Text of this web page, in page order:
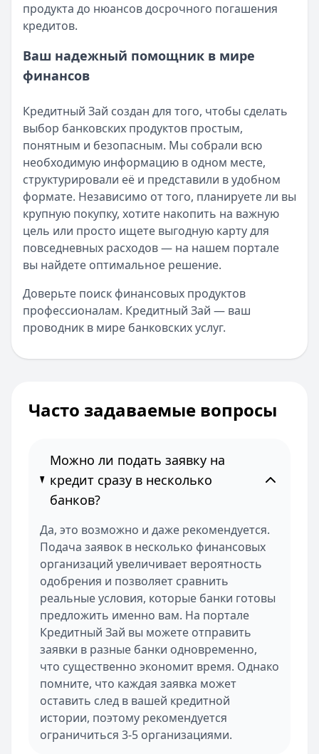
продукта до нюансов досрочного погашения
кредитов.
Ваш надежный помощник в мире
финансов
Кредитный Зай создан для того, чтобы сделать
выбор банковских продуктов простым,
понятным и безопасным. Мы собрали всю
необходимую информацию в одном месте,
структурировали её и представили в удобном
формате. Независимо от того, планируете ли вы
крупную покупку, хотите накопить на важную
цель или просто ищете выгодную карту для
повседневных расходов — на нашем портале
вы найдете оптимальное решение.
Доверьте поиск финансовых продуктов
профессионалам. Кредитный Зай — ваш
проводник в мире банковских услуг.
Часто задаваемые вопросы
Можно ли подать заявку на
кредит сразу в несколько
банков?
Да, это возможно и даже рекомендуется.
Подача заявок в несколько финансовых
организаций увеличивает вероятность
одобрения и позволяет сравнить
реальные условия, которые банки готовы
предложить именно вам. На портале
Кредитный Зай вы можете отправить
заявки в разные банки одновременно,
что существенно экономит время. Однако
помните, что каждая заявка может
оставить след в вашей кредитной
истории, поэтому рекомендуется
ограничиться 3-5 организациями.